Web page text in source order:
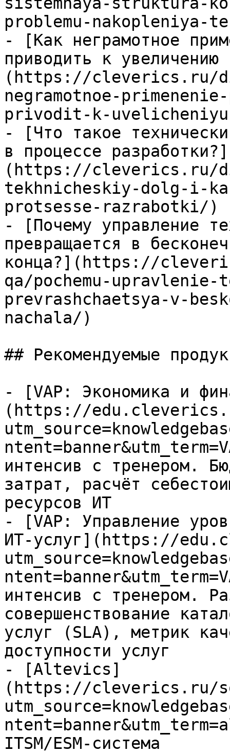
problemu-nakopleniya-
- [Как неграмотное
приводить к
(https://cleverics.ru/
negramotnoe-
privodit-k-
- [Что такое
в процессе разработки?]
(https://cleverics.ru/
tekhnicheskiy-dolg-i-
protsesse-razrabotki/)
- [Почему управление
превращается в
конца?](https://
qa/pochemu-upravlenie-
prevrashchaetsya-v-
nachala/)
## Рекомендуемые
- [VAP: Экономика и
(https://
интенсив с тренером.
затрат, расчёт
ресурсов ИТ
- [VAP: Управление
ИТ-услуг](https://
интенсив с тренером.
совершенствование
услуг (SLA), метрик
доступности услуг
- [Altevics]
(https://cleverics.ru/
ITSM/ESM-система